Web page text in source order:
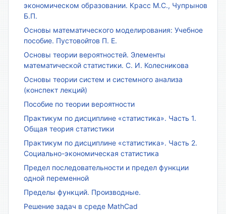
экономическом образовании. Красс М.С., Чупрынов
Б.П.
Основы математического моделирования: Учебное
пособие. Пустовойтов П. Е.
Основы теории вероятностей. Элементы
математической статистики. С. И. Колесникова
Основы теории систем и системного анализа
(конспект лекций)
Пособие по теории вероятности
Практикум по дисциплине «статистика». Часть 1.
Общая теория статистики
Практикум по дисциплине «статистика». Часть 2.
Социально-экономическая статистика
Предел последовательности и предел функции
одной переменной
Пределы функций. Производные.
Решение задач в среде MathCad